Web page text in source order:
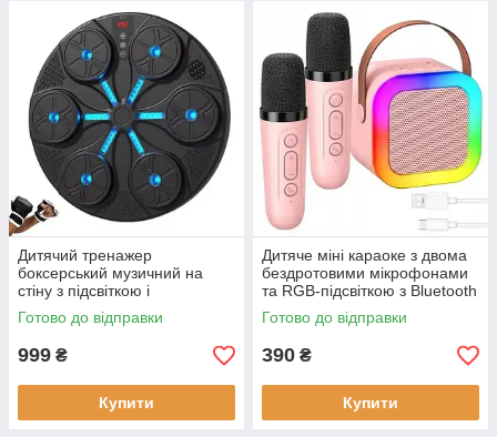
Дитячий тренажер
боксерський музичний на
стіну з підсвіткою і
рукавичками Акумуляторний
з Блютуз
Готово до відправки
999 ₴
Купити
Дитяче міні караоке з двома
бездротовими мікрофонами
та RGB-підсвіткою з Bluetooth
колонкою колонка-караоке
Рожева
Готово до відправки
390 ₴
Купити